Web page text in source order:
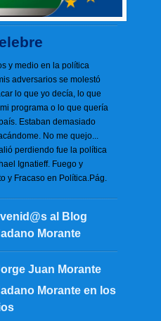
y medio en la política
adversarios se molestó
lo que yo decía, lo que
programa o lo que quería
Estaban demasiado
No me quejo...
perdiendo fue la política
Ignatieff. Fuego y
y Fracaso en Política.Pág.
al Blog
Morante
Juan Morante
Morante en los